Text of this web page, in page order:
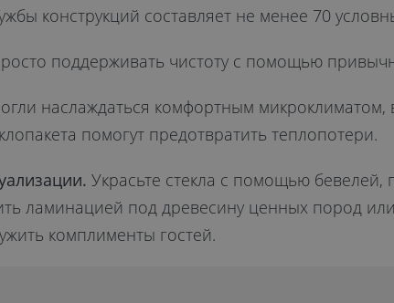
конструкций составляет не менее 70
поддерживать чистоту с помощью
наслаждаться комфортным микроклиматом,
помогут предотвратить теплопотери.
Украсьте стекла с помощью бевелей,
ламинацией под древесину ценных пород
комплименты гостей.